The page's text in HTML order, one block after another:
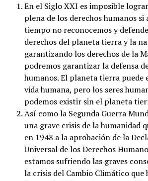
En el Siglo XXI es imposible
plena de los derechos humanos si
tiempo no reconocemos y
derechos del planeta tierra y la
garantizando los derechos de la
podremos garantizar la defensa
humanos. El planeta tierra puede
vida humana, pero los seres
podemos existir sin el planeta
Así como la Segunda Guerra
una grave crisis de la humanidad
en 1948 a la aprobación de la
Universal de los Derechos
estamos sufriendo las graves
la crisis del Cambio Climático que